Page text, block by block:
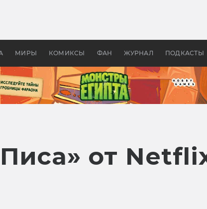
МИРЫ КОМИКСЫ ФАН ЖУРНАЛ ПОДКАСТЫ
в России —
бы «Властелина колец»
от